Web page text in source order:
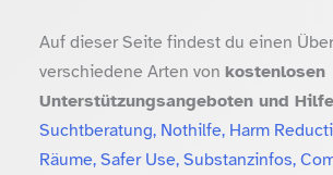
Auf dieser Seite findest du einen
verschiedene Arten von kostenlosen
Unterstützungsangeboten und
Suchtberatung, Nothilfe, Harm
Räume, Safer Use, Substanzinfos,